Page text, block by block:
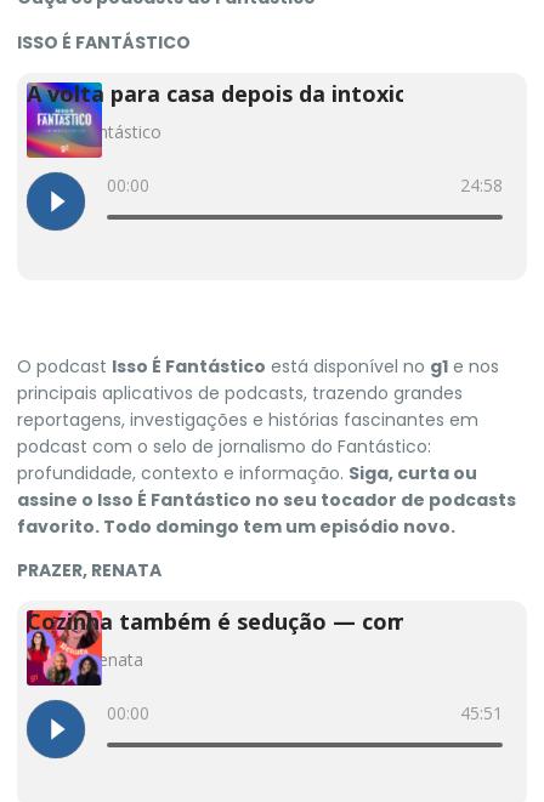
ISSO É FANTÁSTICO
O podcast Isso É Fantástico está disponível no g1 e nos
principais aplicativos de podcasts, trazendo grandes
reportagens, investigações e histórias fascinantes em
podcast com o selo de jornalismo do Fantástico:
profundidade, contexto e informação. Siga, curta ou
assine o Isso É Fantástico no seu tocador de podcasts
favorito. Todo domingo tem um episódio novo.
PRAZER, RENATA